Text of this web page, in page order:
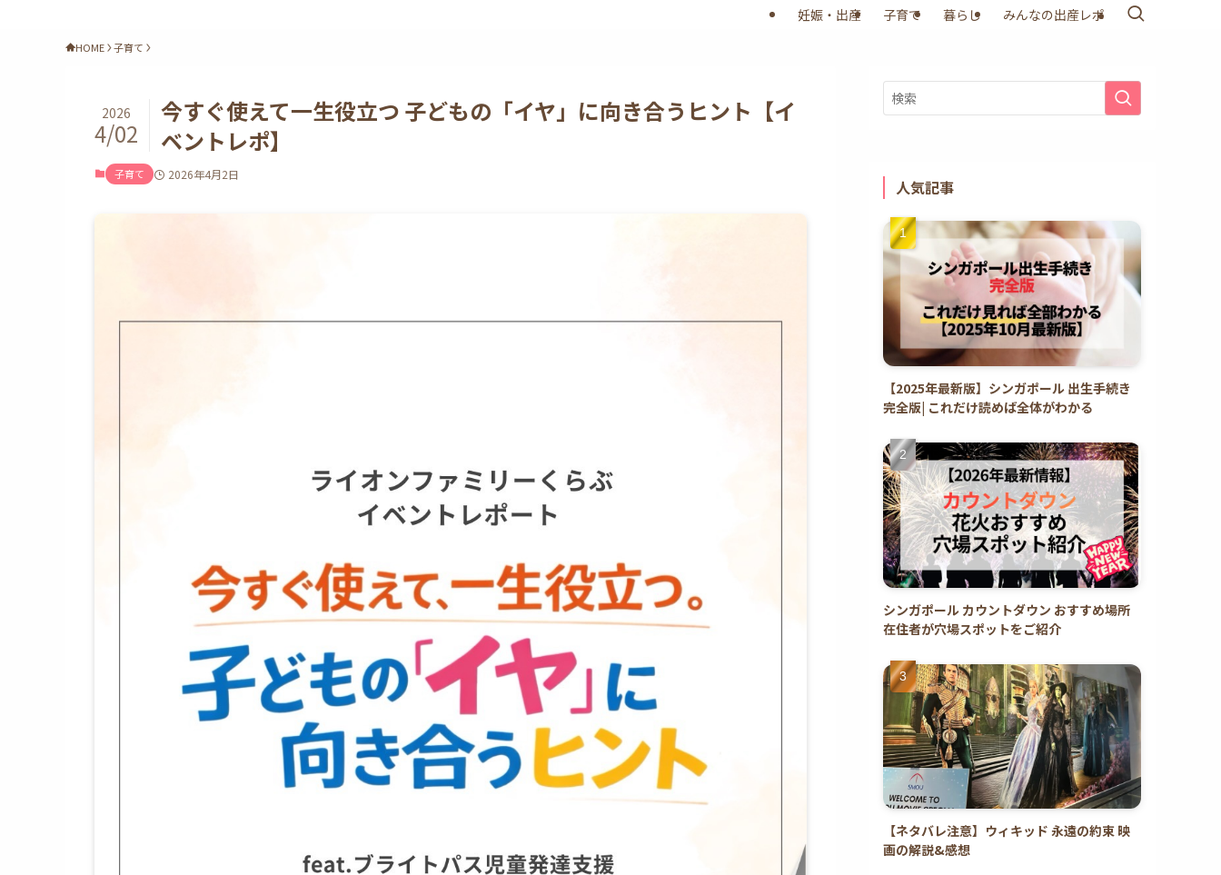
妊娠・出産 子育て 暮らし みんなの出産レポ
HOME 子育て
今すぐ使えて一生役立つ 子どもの「イヤ」に向き合うヒント【イ
ベントレポ】
2026
4/02
子育て 2026年4月2日
人気記事
【2025年最新版】シンガポール 出生手続き
完全版| これだけ読めば全体がわかる
シンガポール カウントダウン おすすめ場所
在住者が穴場スポットをご紹介
【ネタバレ注意】ウィキッド 永遠の約束 映
画の解説&感想